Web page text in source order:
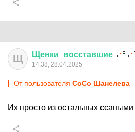
Щ Щенки восставшие
14:38, 28.04.2025
От пользователя CoCo Шанелева
Их просто из остальных ссаными